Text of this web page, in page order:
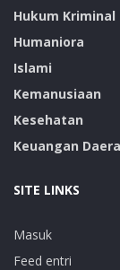
Hukum Kriminal
Humaniora
Islami
Kemanusiaan
Kesehatan
Keuangan
SITE LINKS
Masuk
Feed entri